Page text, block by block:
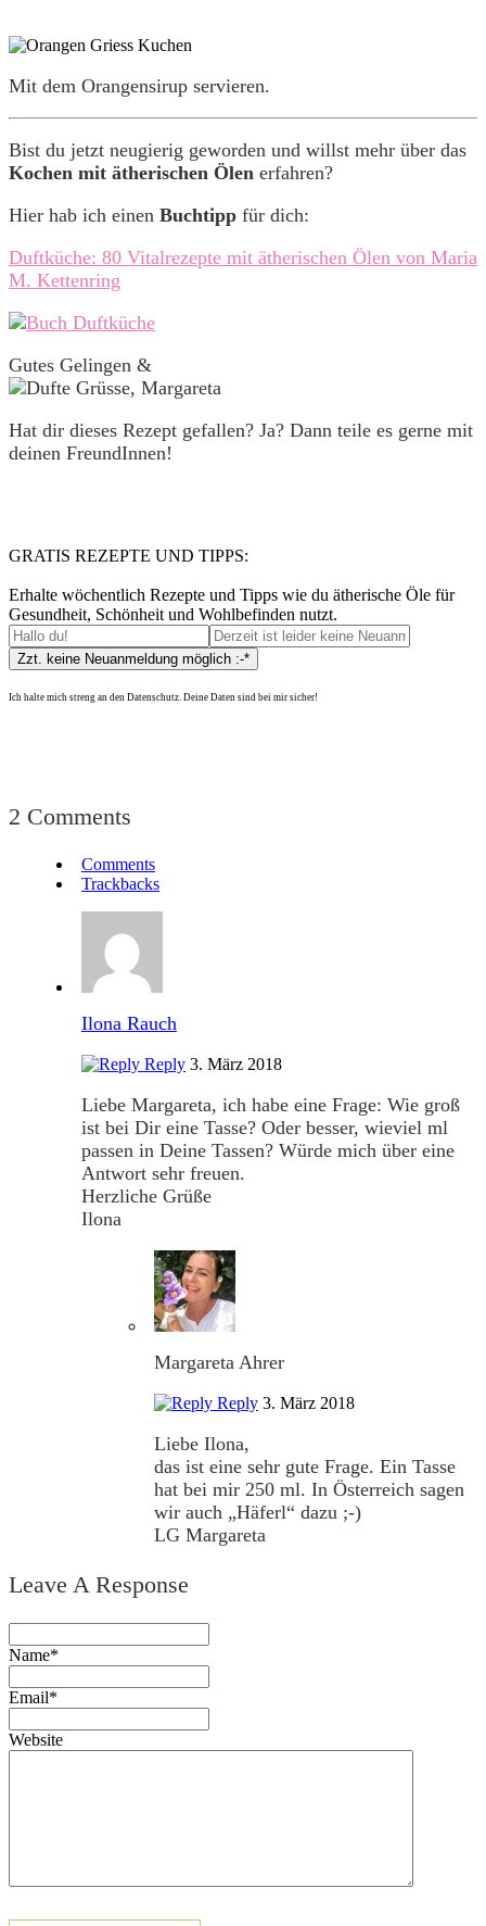
Mit dem Orangensirup servieren.
Bist du jetzt neugierig geworden und willst mehr über das
Kochen mit ätherischen Ölen erfahren?
Hier hab ich einen Buchtipp für dich:
Duftküche: 80 Vitalrezepte mit ätherischen Ölen von Maria
M. Kettenring
Gutes Gelingen &
Hat dir dieses Rezept gefallen? Ja? Dann teile es gerne mit
deinen FreundInnen!
GRATIS REZEPTE UND TIPPS:
Erhalte wöchentlich Rezepte und Tipps wie du ätherische Öle für
Gesundheit, Schönheit und Wohlbefinden nutzt.
Ich halte mich streng an den Datenschutz. Deine Daten sind bei mir sicher!
2 Comments
Comments
Trackbacks
Ilona Rauch
Reply 3. März 2018
Liebe Margareta, ich habe eine Frage: Wie groß
ist bei Dir eine Tasse? Oder besser, wieviel ml
passen in Deine Tassen? Würde mich über eine
Antwort sehr freuen.
Herzliche Grüße
Ilona
Margareta Ahrer
Reply 3. März 2018
Liebe Ilona,
das ist eine sehr gute Frage. Ein Tasse
hat bei mir 250 ml. In Österreich sagen
wir auch „Häferl“ dazu ;-)
LG Margareta
Leave A Response
Name*
Email*
Website